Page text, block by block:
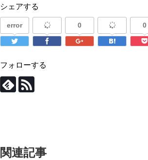
シェアする
error 0 0
フォローする
関連記事